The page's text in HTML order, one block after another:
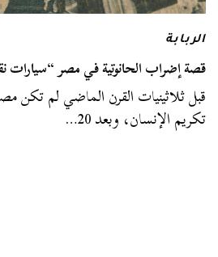
الربابة
قصة إضراب الحانوتية في مصر “سيارات
قبل ثلاثينيات القرن الماضي لم تكن
تكريم الإنسان، وبعد 20…